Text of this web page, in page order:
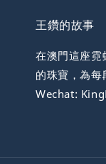
王鑽的故事
在澳門這座霓
的珠寶，為每
Wechat: